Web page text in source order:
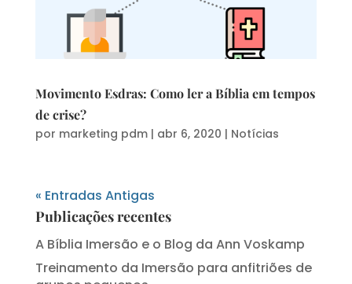
Movimento Esdras: Como ler a Bíblia em tempos
de crise?
por marketing pdm| abr 6, 2020 | Notícias
« Entradas Antigas
Publicações recentes
A Bíblia Imersão e o Blog da Ann Voskamp
Treinamento da Imersão para anfitriões de